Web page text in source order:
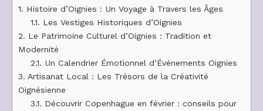
1. Histoire d’Oignies : Un Voyage à Travers les Âges
1.1. Les Vestiges Historiques d’Oignies
2. Le Patrimoine Culturel d’Oignies : Tradition et
Modernité
2.1. Un Calendrier Émotionnel d’Événements Oignies
3. Artisanat Local : Les Trésors de la Créativité
Oignésienne
3.1. Découvrir Copenhague en février : conseils pour